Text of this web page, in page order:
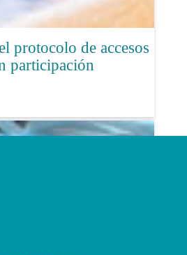
protocolo de accesos
participación